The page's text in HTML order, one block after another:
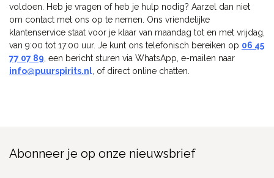
voldoen. Heb je vragen of heb je hulp nodig? Aarzel dan niet
om contact met ons op te nemen. Ons vriendelijke
klantenservice staat voor je klaar van maandag tot en met vrijdag,
van 9:00 tot 17:00 uur. Je kunt ons telefonisch bereiken op 06 45
77 07 89 , een bericht sturen via WhatsApp, e-mailen naar
info@puurspirits.n l , of direct online chatten.
Abonneer je op onze nieuwsbrief